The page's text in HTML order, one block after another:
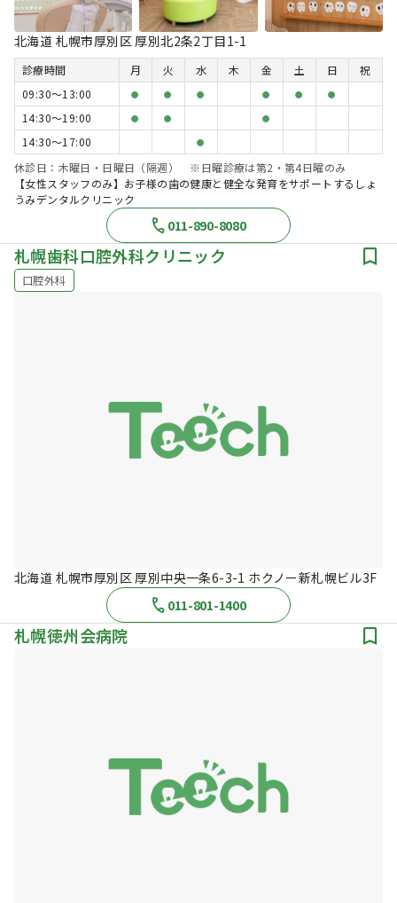
北海道 札幌市厚別区 厚別北2条2丁目1-1
診療時間 月 火 水 木 金 土 日
祝
09:30〜13:00
● ● ● ● ● ●
14:30〜19:00 ● ● ●
14:30〜17:00 ●
休診日：木曜日・日曜日（隔週） ※日曜診療は第2・第4日曜のみ
【女性スタッフのみ】お子様の歯の健康と健全な発育をサポートするしょ
うみデンタルクリニック
011-890-8080
札幌歯科口腔外科クリニック
口腔外科
北海道 札幌市厚別区 厚別中央一条6-3-1 ホクノー新札幌ビル3F
011-801-1400
札幌徳州会病院